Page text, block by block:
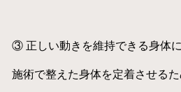
③ 正しい動きを維持できる身体
施術で整えた身体を定着させるた